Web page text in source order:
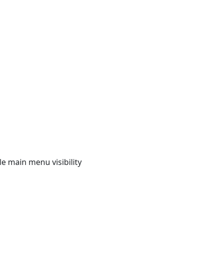
main menu visibility